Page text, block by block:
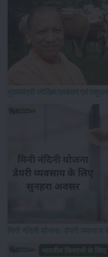
मुख्यमंत्री जोखिम प्रबंधन एवं पशुधन
मिनी नंदिनी योजना: डेयरी